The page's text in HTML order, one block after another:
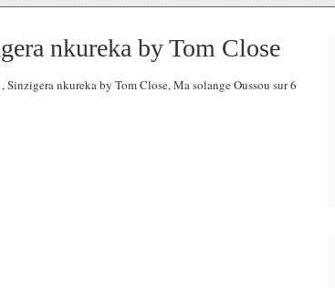
nkureka by Tom Close
nkureka by Tom Close, Ma solange Oussou sur 6